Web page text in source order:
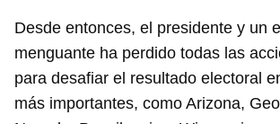
Desde entonces, el presidente y un
menguante ha perdido todas las
para desafiar el resultado electoral
más importantes, como Arizona,